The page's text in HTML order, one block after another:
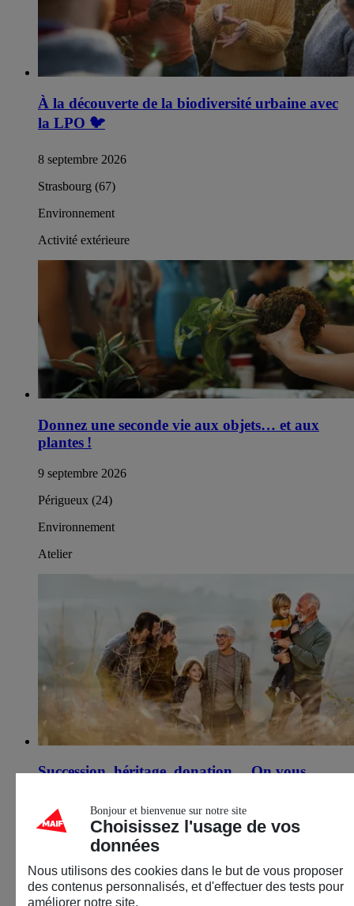
À la découverte de la biodiversité urbaine avec
la LPO 🐦
8 septembre 2026
Strasbourg (67)
Environnement
Activité extérieure
Donnez une seconde vie aux objets… et aux
plantes !
9 septembre 2026
Périgueux (24)
Environnement
Atelier
Succession, héritage, donation… On vous
15 septembre 2026
Thionville (57)
Épargne
Décryptage & infos
Bonjour et bienvenue sur notre site
Choisissez l'usage de vos
données
Nous utilisons des cookies dans le but de vous proposer
des contenus personnalisés, et d'effectuer des tests pour
améliorer notre site.